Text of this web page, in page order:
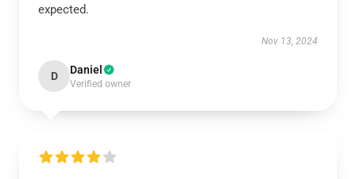
expected.
Nov 13, 2024
D Daniel
Verified owner